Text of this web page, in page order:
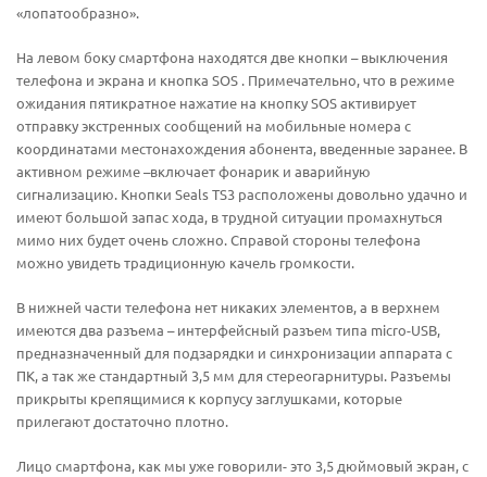
«лопатообразно».
На левом боку смартфона находятся две кнопки – выключения
телефона и экрана и кнопка SOS . Примечательно, что в режиме
ожидания пятикратное нажатие на кнопку SOS активирует
отправку экстренных сообщений на мобильные номера с
координатами местонахождения абонента, введенные заранее. В
активном режиме –включает фонарик и аварийную
сигнализацию. Кнопки Seals TS3 расположены довольно удачно и
имеют большой запас хода, в трудной ситуации промахнуться
мимо них будет очень сложно. Справой стороны телефона
можно увидеть традиционную качель громкости.
В нижней части телефона нет никаких элементов, а в верхнем
имеются два разъема – интерфейсный разъем типа micro-USB,
предназначенный для подзарядки и синхронизации аппарата с
ПК, а так же стандартный 3,5 мм для стереогарнитуры. Разъемы
прикрыты крепящимися к корпусу заглушками, которые
прилегают достаточно плотно.
Лицо смартфона, как мы уже говорили- это 3,5 дюймовый экран, с